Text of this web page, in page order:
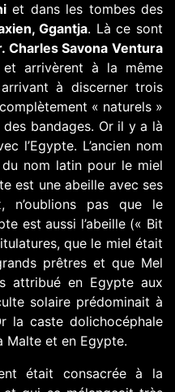
et dans les tombes des
Ggantja. Là ce sont
Charles Savona Ventura
arrivèrent à la même
à discerner trois
« naturels »
des bandages. Or il y a là
l’Egypte. L’ancien nom
nom latin pour le miel
est une abeille avec ses
n’oublions pas que le
est aussi l’abeille (« Bit
que le miel était
prêtres et que Mel
attribué en Egypte aux
solaire prédominait à
la caste dolichocéphale
Malte et en Egypte.
était consacrée à la